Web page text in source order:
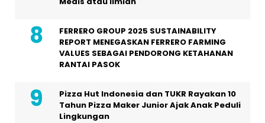
FERRERO GROUP 2025 SUSTAINABILITY
REPORT MENEGASKAN FERRERO FARMING
VALUES SEBAGAI PENDORONG KETAHANAN
RANTAI PASOK
Pizza Hut Indonesia dan TUKR Rayakan 10
Tahun Pizza Maker Junior Ajak Anak Peduli
Lingkungan